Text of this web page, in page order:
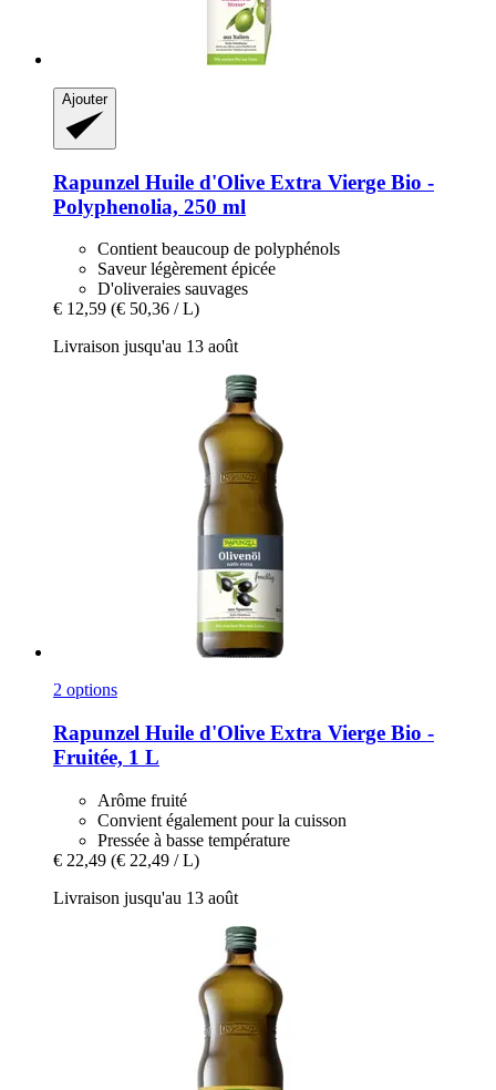
Ajouter
Rapunzel Huile d'Olive Extra Vierge Bio -​
Polyphenolia, 250 ml
Contient beaucoup de polyphénols
Saveur légèrement épicée
D'oliveraies sauvages
€ 12,59 (€ 50,36 / L)
Livraison jusqu'au 13 août
2 options
Rapunzel Huile d'Olive Extra Vierge Bio -​
Fruitée, 1 L
Arôme fruité
Convient également pour la cuisson
Pressée à basse température
€ 22,49 (€ 22,49 / L)
Livraison jusqu'au 13 août